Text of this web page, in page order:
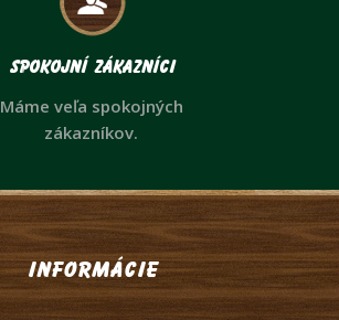
Spokojní zákazníci
Máme veľa spokojných
zákazníkov.
Informácie